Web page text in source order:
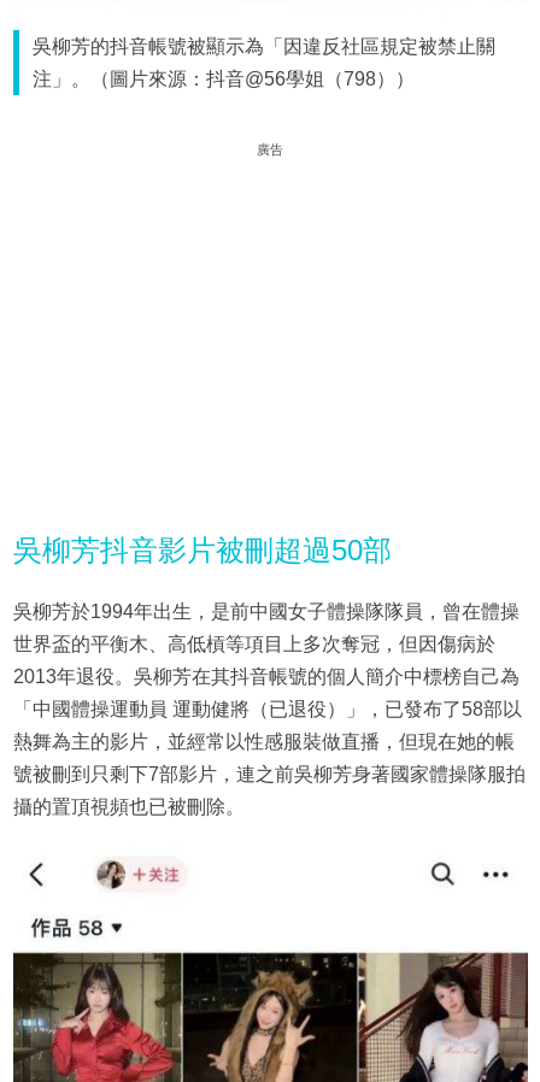
吳柳芳的抖音帳號被顯示為「因違反社區規定被禁止關
注」。（圖片來源：抖音@56學姐（798））
廣告
吳柳芳抖音影片被刪超過50部
吳柳芳於1994年出生，是前中國女子體操隊隊員，曾在體操
世界盃的平衡木、高低槓等項目上多次奪冠，但因傷病於
2013年退役。吳柳芳在其抖音帳號的個人簡介中標榜自己為
「中國體操運動員 運動健將（已退役）」，已發布了58部以
熱舞為主的影片，並經常以性感服裝做直播，但現在她的帳
號被刪到只剩下7部影片，連之前吳柳芳身著國家體操隊服拍
攝的置頂視頻也已被刪除。